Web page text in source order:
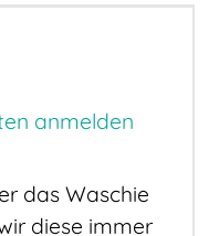
anmelden
das Waschie
diese immer